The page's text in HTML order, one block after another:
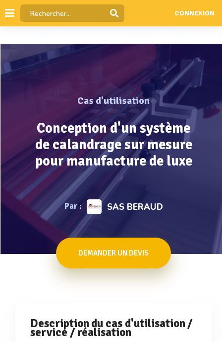
CONNEXION
Cas d'utilisation
Conception d'un système
de calandrage sur mesure
pour manufacture de luxe
Par : SAS BERAUD
DEMANDER UN DEVIS
Description du cas d'utilisation /
service / réalisation